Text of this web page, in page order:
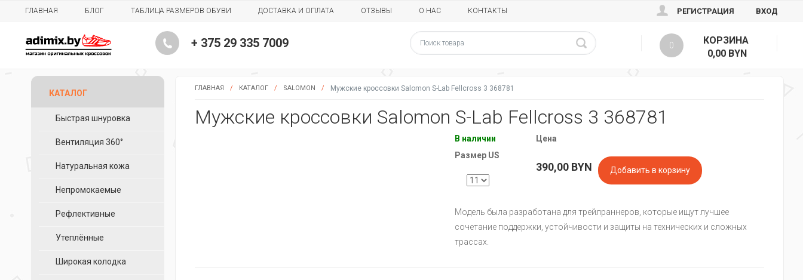
ГЛАВНАЯ БЛОГ ТАБЛИЦА РАЗМЕРОВ ОБУВИ ДОСТАВКА И ОПЛАТА ОТЗЫВЫ О НАС КОНТАКТЫ РЕГИСТРАЦИЯ ВХОД
+ 375 29 335 7009 0
КОРЗИНА
0,00 BYN
ГЛАВНАЯ / КАТАЛОГ / SALOMON / Мужские кроссовки Salomon S-Lab Fellcross 3 368781
Мужские кроссовки Salomon S-Lab Fellcross 3 368781
В наличии
Размер US
Цена
390,00BYN
Модель была разработана для трейлраннеров, которые ищут лучшее
сочетание поддержки, устойчивости и защиты на технических и сложных
трассах.
КАТАЛОГ
Быстрая шнуровка
Вентиляция 360°
Натуральная кожа
Непромокаемые
Рефлективные
Утеплённые
Широкая колодка